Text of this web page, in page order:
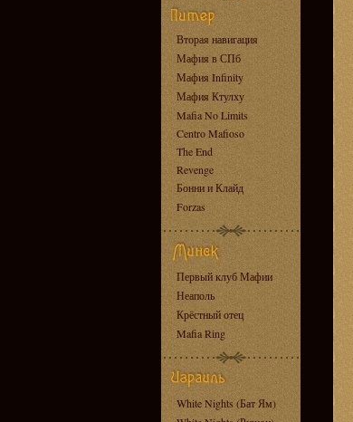
Вторая навигация
Мафия в СПб
Мафия Infinity
Мафия Ктулху
Mafia No Limits
Centro Mafioso
The End
Revenge
Бонни и Клайд
Forzas
Первый клуб Мафии
Неаполь
Крёстный отец
Mafia Ring
White Nights (Бат Ям)